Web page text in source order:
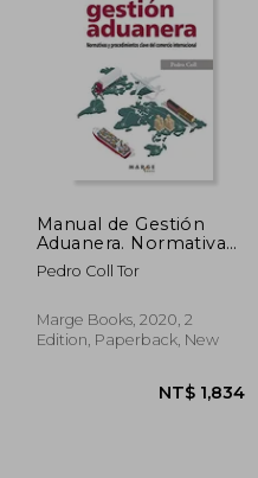
Manual de Gestión
Aduanera. Normativas
y Procedimientos
Clave del Comercio
Normativa y
Procedimientos Clave
(Gestiona) (in Spanish)
Pedro Coll Tor
Marge Books, 2020, 2
Edition, Paperback, New